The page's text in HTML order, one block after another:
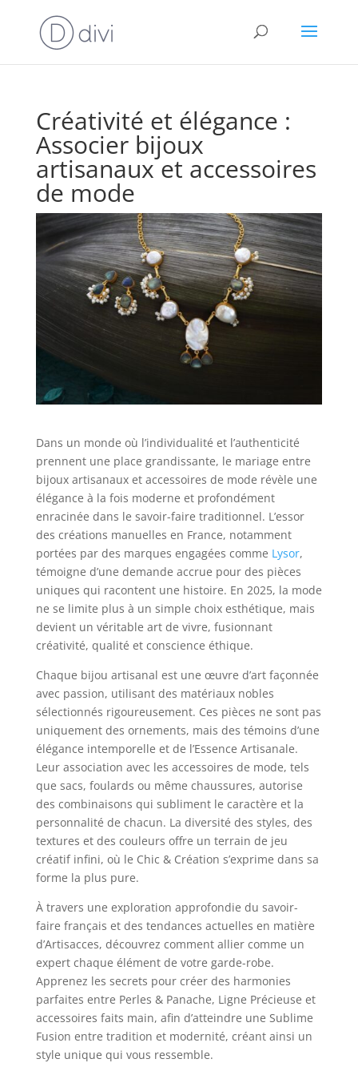
Créativité et élégance :
Associer bijoux
artisanaux et accessoires
de mode
Dans un monde où l’individualité et l’authenticité
prennent une place grandissante, le mariage entre
bijoux artisanaux et accessoires de mode révèle une
élégance à la fois moderne et profondément
enracinée dans le savoir-faire traditionnel. L’essor
des créations manuelles en France, notamment
portées par des marques engagées comme Lysor,
témoigne d’une demande accrue pour des pièces
uniques qui racontent une histoire. En 2025, la mode
ne se limite plus à un simple choix esthétique, mais
devient un véritable art de vivre, fusionnant
créativité, qualité et conscience éthique.
Chaque bijou artisanal est une œuvre d’art façonnée
avec passion, utilisant des matériaux nobles
sélectionnés rigoureusement. Ces pièces ne sont pas
uniquement des ornements, mais des témoins d’une
élégance intemporelle et de l’Essence Artisanale.
Leur association avec les accessoires de mode, tels
que sacs, foulards ou même chaussures, autorise
des combinaisons qui subliment le caractère et la
personnalité de chacun. La diversité des styles, des
textures et des couleurs offre un terrain de jeu
créatif infini, où le Chic & Création s’exprime dans sa
forme la plus pure.
À travers une exploration approfondie du savoir-
faire français et des tendances actuelles en matière
d’Artisacces, découvrez comment allier comme un
expert chaque élément de votre garde-robe.
Apprenez les secrets pour créer des harmonies
parfaites entre Perles & Panache, Ligne Précieuse et
accessoires faits main, afin d’atteindre une Sublime
Fusion entre tradition et modernité, créant ainsi un
style unique qui vous ressemble.